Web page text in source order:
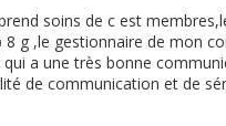
soins de c est
8 g ,le gestionnaire de mon
a une très bonne
de communication et de